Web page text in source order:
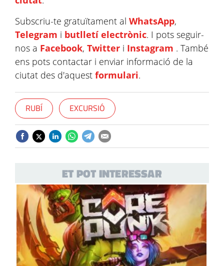
Subscriu-te gratuïtament al WhatsApp,
Telegram i butlletí electrònic. I pots seguir-
nos a Facebook, Twitter i Instagram . També
ens pots contactar i enviar informació de la
ciutat des d'aquest formulari.
RUBÍ EXCURSIÓ
ET POT INTERESSAR